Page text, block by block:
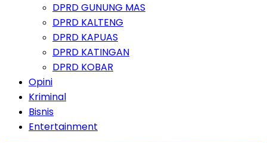
DPRD GUNUNG MAS
DPRD KALTENG
DPRD KAPUAS
DPRD KATINGAN
DPRD KOBAR
Opini
Kriminal
Bisnis
Entertainment